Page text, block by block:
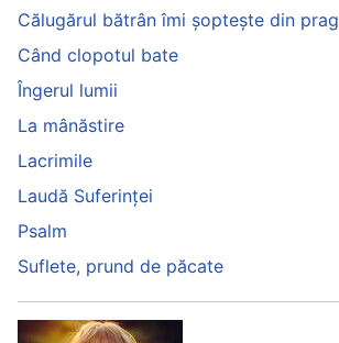
Călugărul bătrân îmi șoptește din prag
Când clopotul bate
Îngerul lumii
La mânăstire
Lacrimile
Laudă Suferinței
Psalm
Suflete, prund de păcate